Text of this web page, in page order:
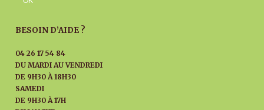
BESOIN D’AIDE ?
04 26 17 54 84
DU MARDI AUVENDREDI
DE 9H30 À 18H30
SAMEDI
DE 9H30 À 17H